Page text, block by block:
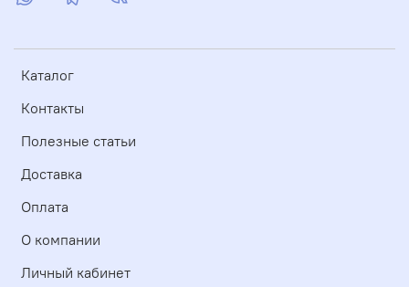
Каталог
Контакты
Полезные статьи
Доставка
Оплата
О компании
Личный кабинет